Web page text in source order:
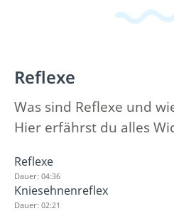
Reflexe
Was sind Reflexe und
Hier erfährst du alles
Reflexe
Dauer: 04:36
Kniesehnenreflex
Dauer: 02:21